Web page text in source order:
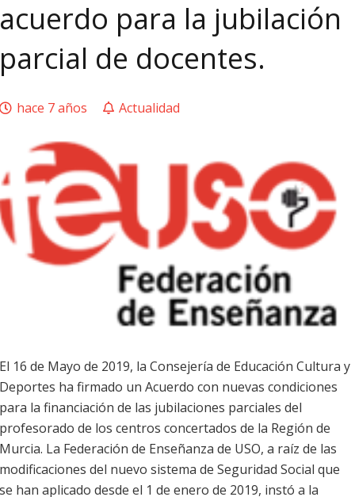
acuerdo para la jubilación
parcial de docentes.
hace 7 años Actualidad
El 16 de Mayo de 2019, la Consejería de Educación Cultura y
Deportes ha firmado un Acuerdo con nuevas condiciones
para la financiación de las jubilaciones parciales del
profesorado de los centros concertados de la Región de
Murcia. La Federación de Enseñanza de USO, a raíz de las
modificaciones del nuevo sistema de Seguridad Social que
se han aplicado desde el 1 de enero de 2019, instó a la